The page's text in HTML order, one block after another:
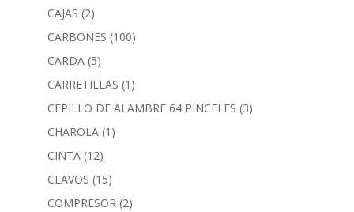
CAJAS (2)
CARBONES (100)
CARDA (5)
CARRETILLAS (1)
CEPILLO DE ALAMBRE 64 PINCELES (3)
CHAROLA (1)
CINTA (12)
CLAVOS (15)
COMPRESOR (2)